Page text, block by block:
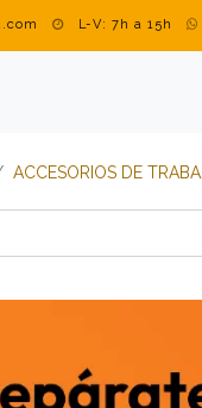
L-V: 7h a 15h
​​​​​​​​​​​​​​ACCESORIOS DE